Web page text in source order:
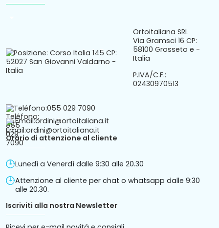
Ortoitaliana SRL
Via Gramsci 16 CP:
58100 Grosseto e -
Italia
P.IVA/C.F.:
02430970513
Teléfono:055 029 7090
Email:ordini@ortoitaliana.it
Orario di attenzione al cliente
Lunedì a Venerdì dalle 9:30 alle 20.30
Attenzione al cliente per chat o whatsapp dalle 9:30
alle 20.30.
Iscriviti alla nostra Newsletter